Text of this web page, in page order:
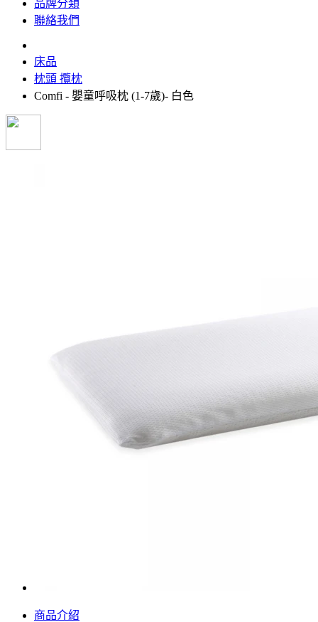
品牌分類
聯絡我們
床品
枕頭 攬枕
Comfi - 嬰童呼吸枕 (1-7歲)- 白色
商品介紹